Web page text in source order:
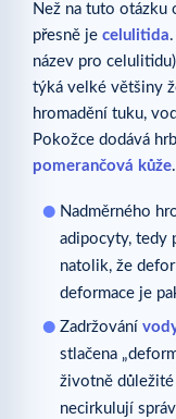
Než na tuto otázku
přesně je celulitida
název pro
týká velké většiny
hromadění tuku,
Pokožce dodává
pomerančová kůže
Nadměrného
adipocyty, tedy
natolik, že
deformace je
Zadržování
stlačena
životně
necirkulují